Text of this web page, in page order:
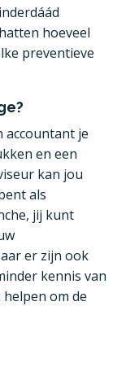
hoeveel
preventieve
accountant je
en een
kan jou
als
jij kunt
er zijn ook
kennis van
om de